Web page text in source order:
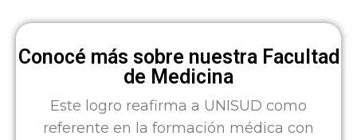
Conocé más sobre nuestra Facultad
de Medicina
Este logro reafirma a UNISUD como
referente en la formación médica con